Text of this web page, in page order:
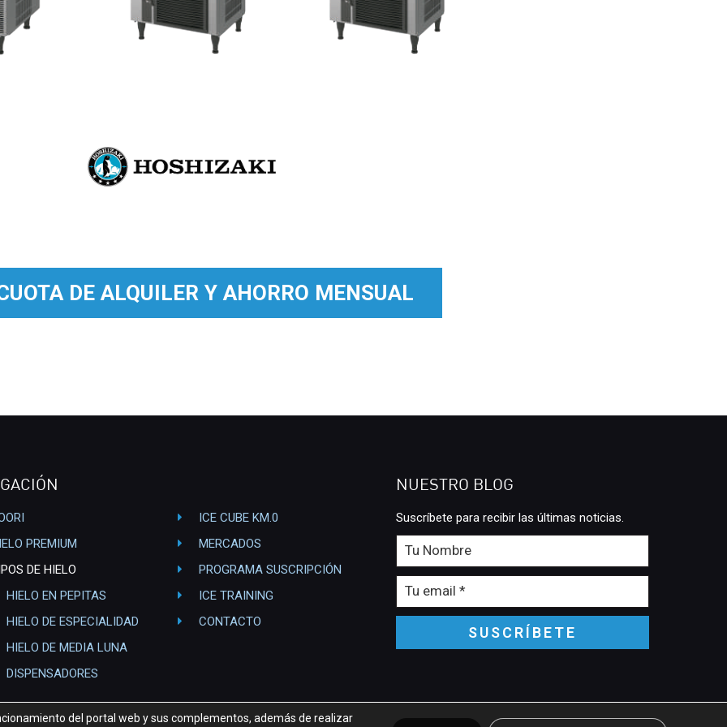
DE ALQUILER Y AHORRO MENSUAL
PREMIUM
DE HIELO
HIELO EN PEPITAS
HIELO DE ESPECIALIDAD
HIELO DE MEDIA LUNA
DISPENSADORES
ICE CUBE KM.0
MERCADOS
PROGRAMA SUSCRIPCIÓN
ICE TRAINING
CONTACTO
NUESTRO BLOG
Suscríbete para recibir las últimas noticias.
del portal web y sus complementos, además de realizar